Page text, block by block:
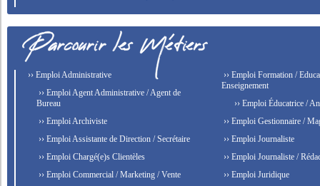
›› Emploi Administrative
›› Emploi Agent Administrative / Agent de
Bureau
›› Emploi Archiviste
›› Emploi Assistante de Direction / Secrétaire
›› Emploi Chargé(e)s Clientèles
›› Emploi Commercial / Marketing / Vente
›› Emploi Formation /
Enseignement
›› Emploi Éducatrice /
›› Emploi Gestionnaire /
›› Emploi Journaliste
›› Emploi Journaliste /
›› Emploi Juridique